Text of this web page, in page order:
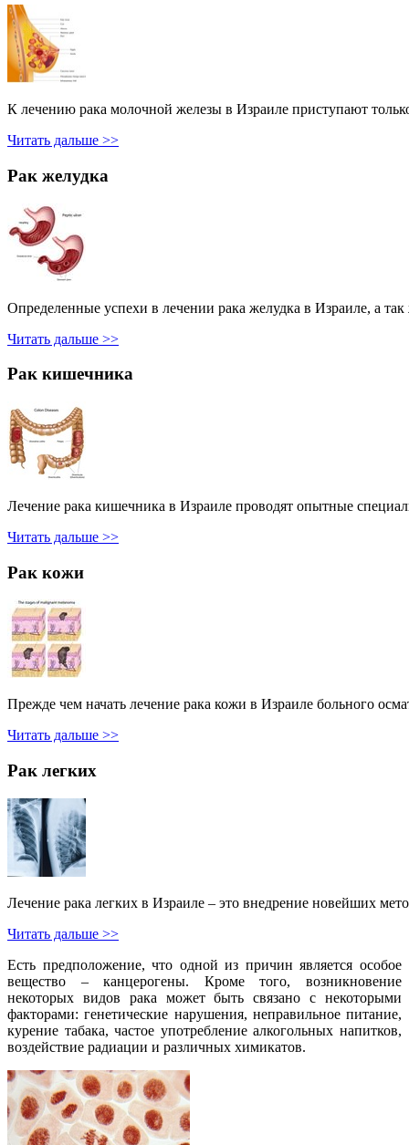
К лечению рака молочной железы в Израиле приступают
Читать дальше >>
Рак желудка
Определенные успехи в лечении рака желудка в Израиле, а
Читать дальше >>
Рак кишечника
Лечение рака кишечника в Израиле проводят опытные
Читать дальше >>
Рак кожи
Прежде чем начать лечение рака кожи в Израиле больного
Читать дальше >>
Рак легких
Лечение рака легких в Израиле – это внедрение новейших
Читать дальше >>
Есть предположение, что одной из причин является особое
вещество – канцерогены. Кроме того, возникновение
некоторых видов рака может быть связано с некоторыми
факторами: генетические нарушения, неправильное питание,
курение табака, частое употребление алкогольных напитков,
воздействие радиации и различных химикатов.